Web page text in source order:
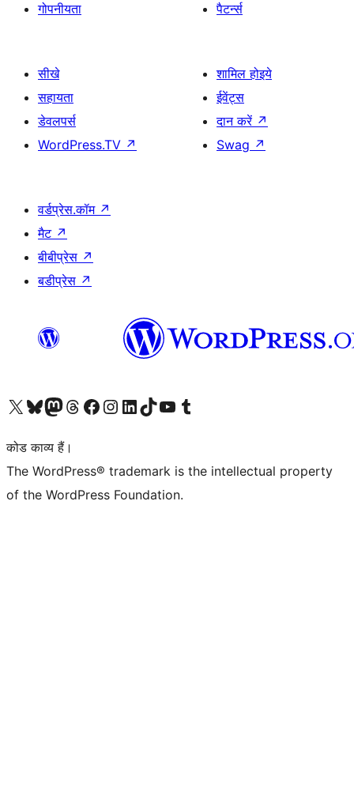
गोपनीयता
पैटर्न्स
सीखे
सहायता
डेवलपर्स
WordPress.TV ↗
शामिल होइये
ईवेंट्स
दान करें ↗
Swag ↗
वर्डप्रेस.कॉम ↗
मैट ↗
बीबीप्रेस ↗
बडीप्रेस ↗
Visit our X (formerly Twitter) account
हमारे बलुस्की खाते पर जाएँVisit our Mastodon account
हमारे थ्रेड्स अकाउंट पर जाएंहमारे फेसबुक पेज पर जाएँहमारे इंस्टाग्राम अकाउंट पर जाएंहमारे लिंक्डइन खाते पर जाएँहमारे टिकटॉक खाते पर जाएँहमारे यूट्यूब चैनल पर जाएंहमारे Tumblr खाते पर जाएँ
कोड काव्य हैं।
The WordPress® trademark is the intellectual property
of the WordPress Foundation.